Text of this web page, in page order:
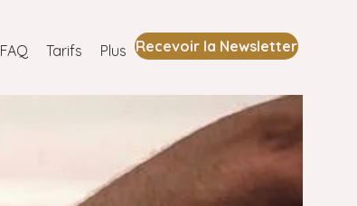
FAQ Tarifs Plus Recevoir la Newsletter